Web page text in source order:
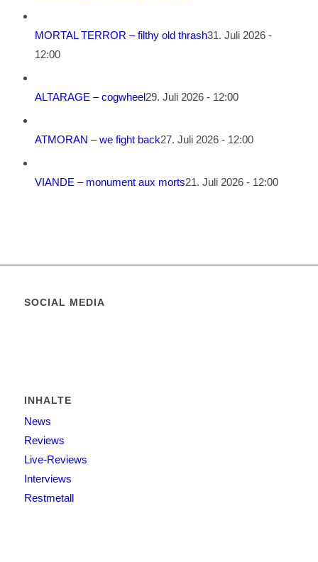
MORTAL TERROR – filthy old thrash31. Juli 2026 -
12:00
ALTARAGE – cogwheel29. Juli 2026 - 12:00
ATMORAN – we fight back27. Juli 2026 - 12:00
VIANDE – monument aux morts21. Juli 2026 - 12:00
SOCIAL MEDIA
INHALTE
News
Reviews
Live-Reviews
Interviews
Restmetall